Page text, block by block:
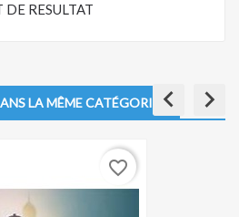
DE RESULTAT
LA MÊME CATÉGORIE :keyboard_arrow_left
favorite_border
keyboard_arrow_right